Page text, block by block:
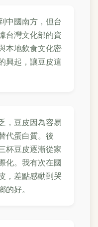
中國南方，但台
台灣文化部的資
本地飲食文化密
興起，讓豆皮這
，豆皮因為容易
代蛋白質。後
杯豆皮逐漸從家
化。我有次在國
，差點感動到哭
好。